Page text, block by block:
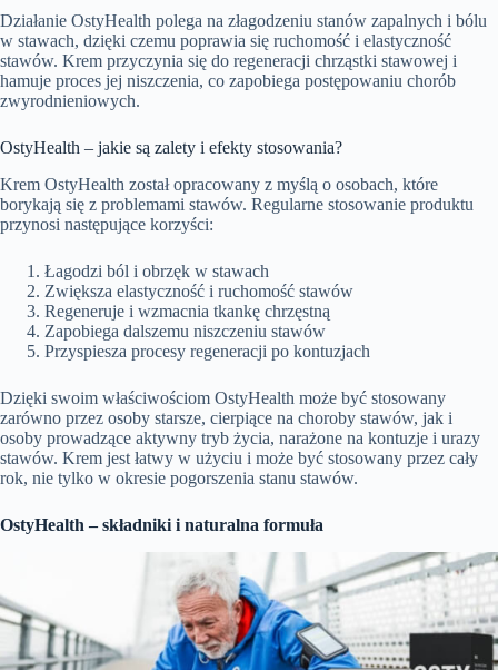
Działanie OstyHealth polega na złagodzeniu stanów zapalnych i bólu
w stawach, dzięki czemu poprawia się ruchomość i elastyczność
stawów. Krem przyczynia się do regeneracji chrząstki stawowej i
hamuje proces jej niszczenia, co zapobiega postępowaniu chorób
zwyrodnieniowych.
OstyHealth – jakie są zalety i efekty stosowania?
Krem OstyHealth został opracowany z myślą o osobach, które
borykają się z problemami stawów. Regularne stosowanie produktu
przynosi następujące korzyści:
Łagodzi ból i obrzęk w stawach
Zwiększa elastyczność i ruchomość stawów
Regeneruje i wzmacnia tkankę chrzęstną
Zapobiega dalszemu niszczeniu stawów
Przyspiesza procesy regeneracji po kontuzjach
Dzięki swoim właściwościom OstyHealth może być stosowany
zarówno przez osoby starsze, cierpiące na choroby stawów, jak i
osoby prowadzące aktywny tryb życia, narażone na kontuzje i urazy
stawów. Krem jest łatwy w użyciu i może być stosowany przez cały
rok, nie tylko w okresie pogorszenia stanu stawów.
OstyHealth – składniki i naturalna formuła